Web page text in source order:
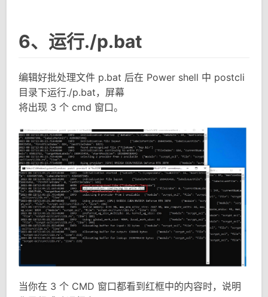
6、运行./p.bat
编辑好批处理文件 p.bat 后在 Power shell 中 postcli
目录下运行./p.bat，屏幕
将出现 3 个 cmd 窗口。
当你在 3 个 CMD 窗口都看到红框中的内容时，说明